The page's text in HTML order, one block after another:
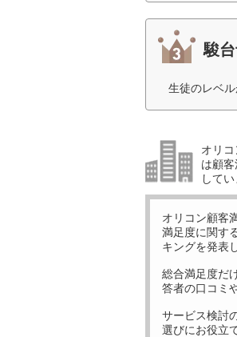
駿
生徒のレベ
オリ
は顧
してい
オリコン顧客
満足度に関す
キングを発表
総合満足度だ
答者の口コミ
サービス検討
選びにお役立